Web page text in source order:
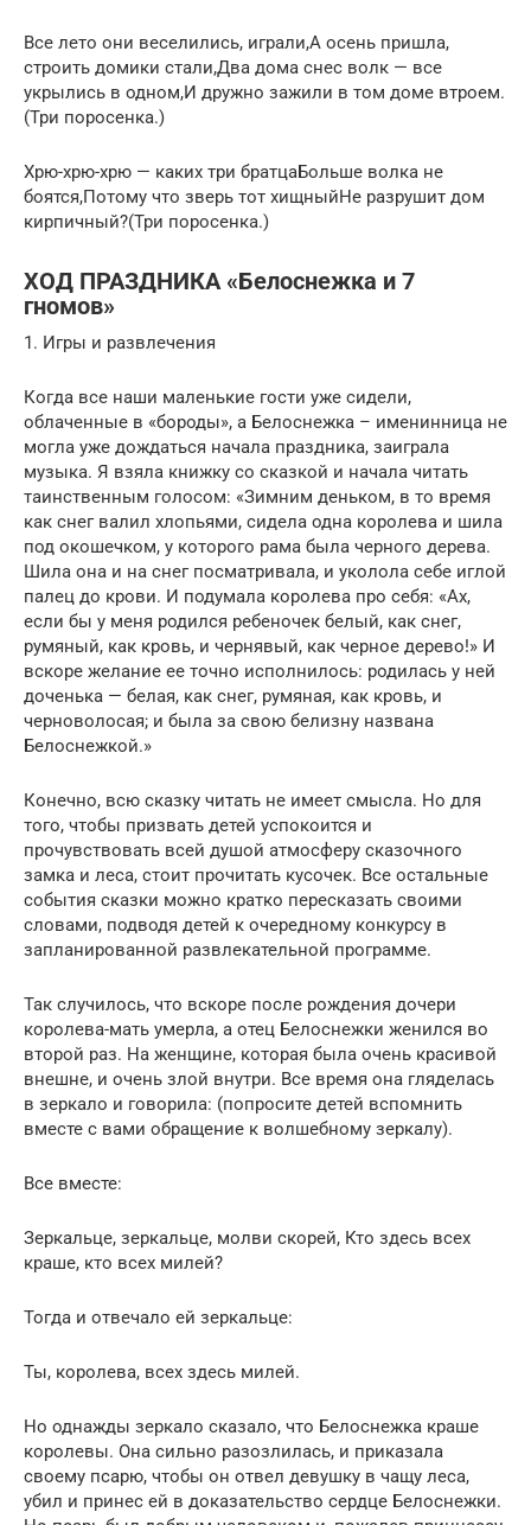
Все лето они веселились, играли,А осень пришла,
строить домики стали,Два дома снес волк — все
укрылись в одном,И дружно зажили в том доме втроем.
(Три поросенка.)
Хрю-хрю-хрю — каких три братцаБольше волка не
боятся,Потому что зверь тот хищныйНе разрушит дом
кирпичный?(Три поросенка.)
ХОД ПРАЗДНИКА «Белоснежка и 7
гномов»
1. Игры и развлечения
Когда все наши маленькие гости уже сидели,
облаченные в «бороды», а Белоснежка – именинница не
могла уже дождаться начала праздника, заиграла
музыка. Я взяла книжку со сказкой и начала читать
таинственным голосом: «Зимним деньком, в то время
как снег валил хлопьями, сидела одна королева и шила
под окошечком, у которого рама была черного дерева.
Шила она и на снег посматривала, и уколола себе иглой
палец до крови. И подумала королева про себя: «Ах,
если бы у меня родился ребеночек белый, как снег,
румяный, как кровь, и чернявый, как черное дерево!» И
вскоре желание ее точно исполнилось: родилась у ней
доченька — белая, как снег, румяная, как кровь, и
черноволосая; и была за свою белизну названа
Белоснежкой.»
Конечно, всю сказку читать не имеет смысла. Но для
того, чтобы призвать детей успокоится и
прочувствовать всей душой атмосферу сказочного
замка и леса, стоит прочитать кусочек. Все остальные
события сказки можно кратко пересказать своими
словами, подводя детей к очередному конкурсу в
запланированной развлекательной программе.
Так случилось, что вскоре после рождения дочери
королева-мать умерла, а отец Белоснежки женился во
второй раз. На женщине, которая была очень красивой
внешне, и очень злой внутри. Все время она гляделась
в зеркало и говорила: (попросите детей вспомнить
вместе с вами обращение к волшебному зеркалу).
Все вместе:
Зеркальце, зеркальце, молви скорей, Кто здесь всех
краше, кто всех милей?
Тогда и отвечало ей зеркальце:
Ты, королева, всех здесь милей.
Но однажды зеркало сказало, что Белоснежка краше
королевы. Она сильно разозлилась, и приказала
своему псарю, чтобы он отвел девушку в чащу леса,
убил и принес ей в доказательство сердце Белоснежки.